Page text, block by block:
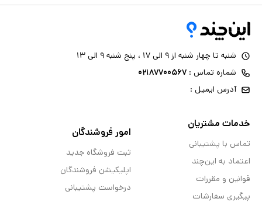
شنبه تا چهار شنبه از ۹ الی ۱۷ ، پنج شنبه ۹ الی ۱۳
شماره تماس : ۰۲۱۸۷۷۰۰۵۶۷
آدرس ایمیل :
خدمات مشتریان
تماس با پشتیبانی
اعتماد به این‌چند
قوانین و مقررات
پیگیری سفارشات
امور فروشندگان
ثبت فروشگاه جدید
اپلیکیشن فروشندگان
درخواست پشتیبانی